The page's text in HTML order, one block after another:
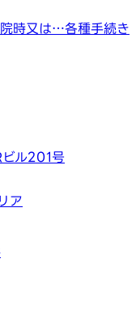
時又は…各種手続き
ル201号
ア